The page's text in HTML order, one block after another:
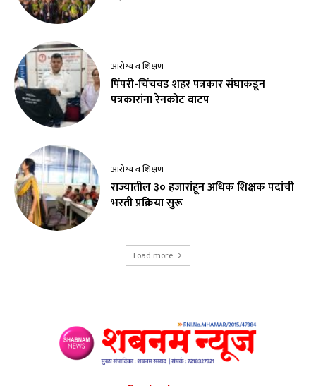
आरोग्य व शिक्षण
पिंपरी-चिंचवड शहर पत्रकार संघाकडून
पत्रकारांना रेनकोट वाटप
आरोग्य व शिक्षण
राज्यातील ३० हजारांहून अधिक शिक्षक पदांची
भरती प्रक्रिया सुरू
Load more